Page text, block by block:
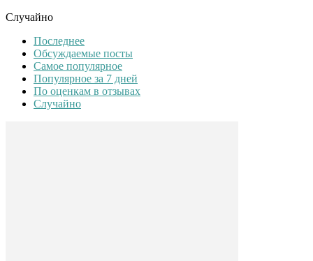
Случайно
Последнее
Обсуждаемые посты
Самое популярное
Популярное за 7 дней
По оценкам в отзывах
Случайно